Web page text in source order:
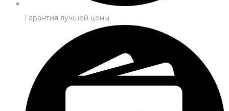
Гарантия лучшей цены